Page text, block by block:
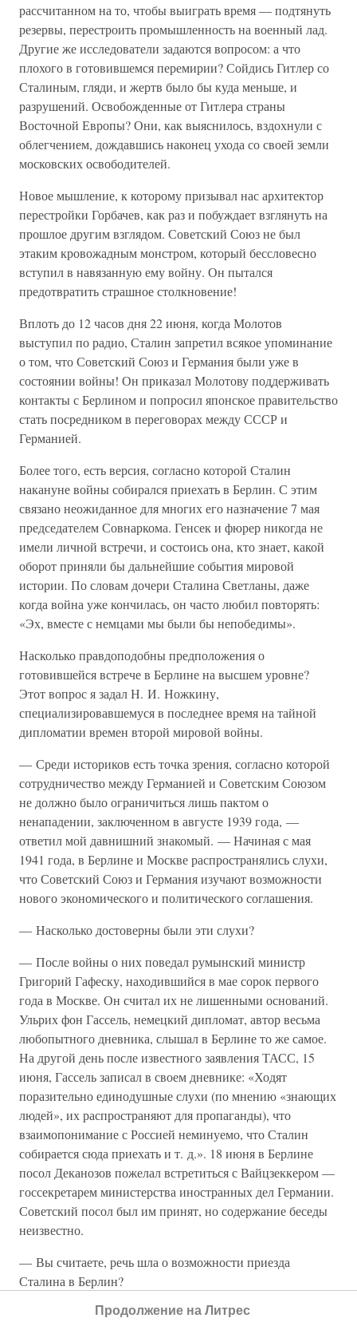
рассчитанном на то, чтобы выиграть время — подтянуть
резервы, перестроить промышленность на военный лад.
Другие же исследователи задаются вопросом: а что
плохого в готовившемся перемирии? Сойдись Гитлер со
Сталиным, гляди, и жертв было бы куда меньше, и
разрушений. Освобожденные от Гитлера страны
Восточной Европы? Они, как выяснилось, вздохнули с
облегчением, дождавшись наконец ухода со своей земли
московских освободителей.
Новое мышление, к которому призывал нас архитектор
перестройки Горбачев, как раз и побуждает взглянуть на
прошлое другим взглядом. Советский Союз не был
этаким кровожадным монстром, который бессловесно
вступил в навязанную ему войну. Он пытался
предотвратить страшное столкновение!
Вплоть до 12 часов дня 22 июня, когда Молотов
выступил по радио, Сталин запретил всякое упоминание
о том, что Советский Союз и Германия были уже в
состоянии войны! Он приказал Молотову поддерживать
контакты с Берлином и попросил японское правительство
стать посредником в переговорах между СССР и
Германией.
Более того, есть версия, согласно которой Сталин
накануне войны собирался приехать в Берлин. С этим
связано неожиданное для многих его назначение 7 мая
председателем Совнаркома. Генсек и фюрер никогда не
имели личной встречи, и состоись она, кто знает, какой
оборот приняли бы дальнейшие события мировой
истории. По словам дочери Сталина Светланы, даже
когда война уже кончилась, он часто любил повторять:
«Эх, вместе с немцами мы были бы непобедимы».
Насколько правдоподобны предположения о
готовившейся встрече в Берлине на высшем уровне?
Этот вопрос я задал Н. И. Ножкину,
специализировавшемуся в последнее время на тайной
дипломатии времен второй мировой войны.
— Среди историков есть точка зрения, согласно которой
сотрудничество между Германией и Советским Союзом
не должно было ограничиться лишь пактом о
ненападении, заключенном в августе 1939 года, —
ответил мой давнишний знакомый. — Начиная с мая
1941 года, в Берлине и Москве распространялись слухи,
что Советский Союз и Германия изучают возможности
нового экономического и политического соглашения.
— Насколько достоверны были эти слухи?
— После войны о них поведал румынский министр
Григорий Гафеску, находившийся в мае сорок первого
года в Москве. Он считал их не лишенными оснований.
Ульрих фон Гассель, немецкий дипломат, автор весьма
любопытного дневника, слышал в Берлине то же самое.
На другой день после известного заявления ТАСС, 15
июня, Гассель записал в своем дневнике: «Ходят
поразительно единодушные слухи (по мнению «знающих
людей», их распространяют для пропаганды), что
взаимопонимание с Россией неминуемо, что Сталин
собирается сюда приехать и т. д.». 18 июня в Берлине
посол Деканозов пожелал встретиться с Вайцзеккером —
госсекретарем министерства иностранных дел Германии.
Советский посол был им принят, но содержание беседы
неизвестно.
— Вы считаете, речь шла о возможности приезда
Сталина в Берлин?
— Не исключаю. Правда, сам госсекретарь утверждал,
Продолжение на Литрес